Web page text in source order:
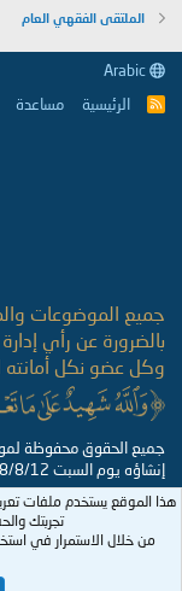
الملتقى الفقهي العام
R
الرئيسية مساعدة
جميع الموضوعات
بالضرورة عن رأي
وكل عضو نكل أمانته
جميع الحقوق محفوظة
إنشاؤه يوم السبت 1428/8/12هـ
هذا الموقع يستخدم ملفات
تجربتك
من خلال الاستمرار في